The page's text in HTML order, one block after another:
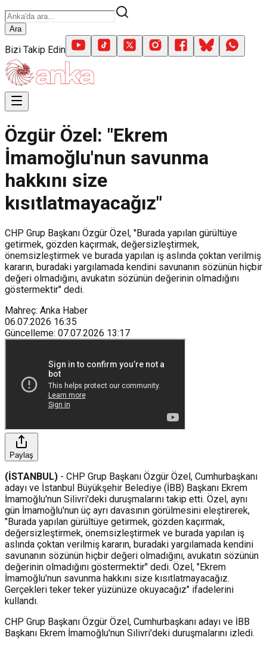
Ara
Bizi Takip Edin
Özgür Özel: "Ekrem
İmamoğlu'nun savunma
hakkını size
kısıtlatmayacağız"
CHP Grup Başkanı Özgür Özel, "Burada yapılan gürültüye
getirmek, gözden kaçırmak, değersizleştirmek,
önemsizleştirmek ve burada yapılan iş aslında çoktan verilmiş
kararın, buradaki yargılamada kendini savunanın sözünün hiçbir
değeri olmadığını, avukatın sözünün değerinin olmadığını
göstermektir" dedi.
Mahreç: Anka Haber
06.07.2026 16:35
Güncelleme: 07.07.2026 13:17
Paylaş
(İSTANBUL) - CHP Grup Başkanı Özgür Özel, Cumhurbaşkanı
adayı ve İstanbul Büyükşehir Belediye (İBB) Başkanı Ekrem
İmamoğlu'nun Silivri'deki duruşmalarını takip etti. Özel, aynı
gün İmamoğlu'nun üç ayrı davasının görülmesini eleştirerek,
"Burada yapılan gürültüye getirmek, gözden kaçırmak,
değersizleştirmek, önemsizleştirmek ve burada yapılan iş
aslında çoktan verilmiş kararın, buradaki yargılamada kendini
savunanın sözünün hiçbir değeri olmadığını, avukatın sözünün
değerinin olmadığını göstermektir" dedi. Özel, "Ekrem
İmamoğlu'nun savunma hakkını size kısıtlatmayacağız.
Gerçekleri teker teker yüzünüze okuyacağız" ifadelerini
kullandı.
CHP Grup Başkanı Özgür Özel, Cumhurbaşkanı adayı ve İBB
Başkanı Ekrem İmamoğlu'nun Silivri'deki duruşmalarını izledi.